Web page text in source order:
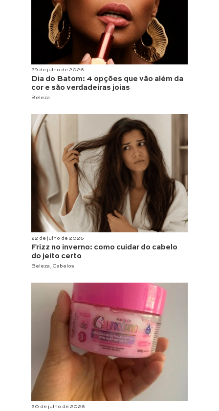
29 de julho de 2026
Dia do Batom: 4 opções que vão além da
cor e são verdadeiras joias
Beleza
22 de julho de 2026
Frizz no inverno: como cuidar do cabelo
do jeito certo
Beleza Cabelos
20 de julho de 2026